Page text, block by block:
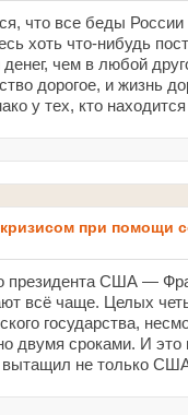
что все беды
хоть что-нибудь
денег, чем в любой
дорогое, и жизнь
у тех, кто
при помощи
президента США —
всё чаще. Целых
государства,
двумя сроками. И
вытащил не только